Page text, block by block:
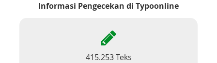
Informasi Pengecekan di Typoonline
415.253 Teks